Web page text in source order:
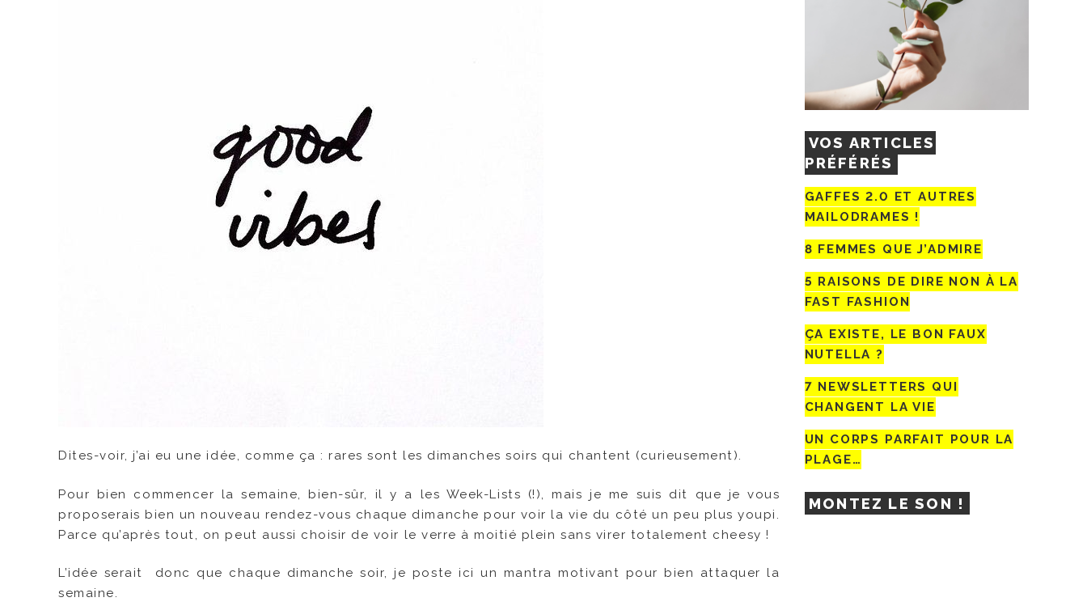
Dites-voir, j’ai eu une idée, comme ça : rares sont les dimanches soirs qui chantent (curieusement).
Pour bien commencer la semaine, bien-sûr, il y a les Week-Lists (!), mais je me suis dit que je vous
proposerais bien un nouveau rendez-vous chaque dimanche pour voir la vie du côté un peu plus youpi.
Parce qu’après tout, on peut aussi choisir de voir le verre à moitié plein sans virer totalement cheesy !
L’idée serait donc que chaque dimanche soir, je poste ici un mantra motivant pour bien attaquer la
semaine.
VOS ARTICLES
PRÉFÉRÉS
GAFFES 2.0 ET AUTRES
MAILODRAMES !
8 FEMMES QUE J’ADMIRE
5 RAISONS DE DIRE NON À LA
FAST FASHION
ÇA EXISTE, LE BON FAUX
NUTELLA ?
7 NEWSLETTERS QUI
CHANGENT LA VIE
UN CORPS PARFAIT POUR LA
PLAGE…
MONTEZ LE SON !